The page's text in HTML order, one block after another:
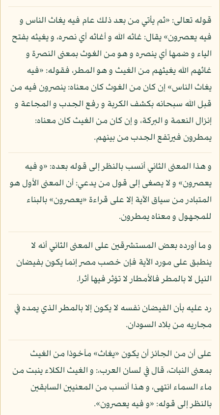
قوله تعالى: «ثم يأتي من بعد ذلك عام فيه يغاث الناس و
فيه يعصرون» يقال: غاثه الله و أغاثه أي نصره، و يغيثه بفتح
الياء و ضمها أي ينصره و هو من الغوث بمعنى النصرة و
غاثهم الله يغيثهم من الغيث و هو المطر، فقوله: «فيه
يغاث الناس» إن كان من الغوث كان معناه: ينصرون فيه من
قبل الله سبحانه بكشف الكربة و رفع الجدب و المجاعة و
إنزال النعمة و البركة، و إن كان من الغيث كان معناه:
يمطرون فيرتفع الجدب من بينهم.
و هذا المعنى الثاني أنسب بالنظر إلى قوله بعده: «و فيه
يعصرون» و لا يصغى إلى قول من يدعي: أن المعنى الأول هو
المتبادر من سياق الآية إلا على قراءة «يعصرون» بالبناء
للمجهول و معناه يمطرون.
و ما أورده بعض المستشرقين على المعنى الثاني أنه لا
ينطبق على مورد الآية فإن خصب مصر إنما يكون بفيضان
النيل لا بالمطر فالأمطار لا تؤثر فيها أثرا.
رد عليه بأن الفيضان نفسه لا يكون إلا بالمطر الذي يمده في
مجاريه من بلاد السودان.
على أن من الجائز أن يكون «يغاث» مأخوذا من الغيث
بمعنى النبات، قال في لسان العرب،: و الغيث الكلاء ينبت من
ماء السماء انتهى، و هذا أنسب من المعنيين السابقين
بالنظر إلى قوله: «و فيه يعصرون».